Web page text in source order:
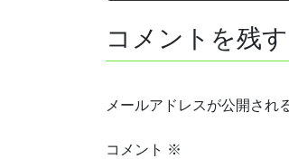
コメントを残す
メールアドレスが公開され
コメント ※